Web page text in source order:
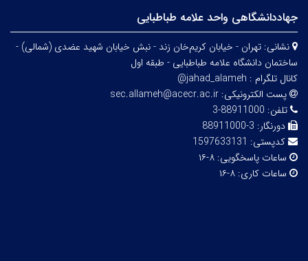
جهاددانشگاهی واحد علامه طباطبایی
نشانی: تهران - خیابان کریم‌خان زند - نبش خیابان شهید عضدی (شمالی) -
ساختمان دانشگاه علامه طباطبایی - طبقه اول
کانال تلگرام : jahad_alameh@
پست الکترونیکی: sec.allameh@acecr.ac.ir
تلفن: 88911000-3
دورنگار: 3-88911000
کدپستی: 1597633131
ساعات پاسخگویی: ۸-۱۶
ساعات کاری: ۸-۱۶